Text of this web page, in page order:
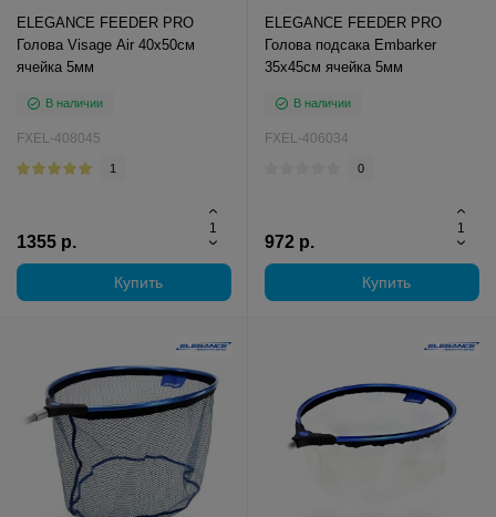
ELEGANCE FEEDER PRO
Голова Visage Air 40х50см
ячейка 5мм
В наличии
FXEL-408045
1
1355 р.
Купить
ELEGANCE FEEDER PRO
Голова подсака Embarker
35х45см ячейка 5мм
В наличии
FXEL-406034
0
972 р.
Купить